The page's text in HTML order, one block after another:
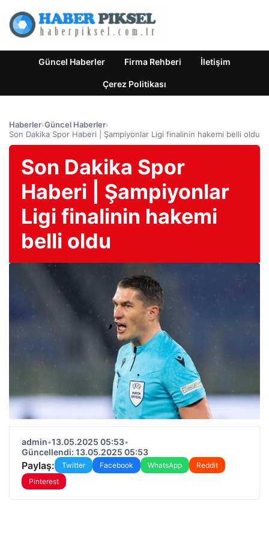
Güncel Haberler Firma Rehberi İletişim
Çerez Politikası
Haberler›Güncel Haberler›
Son Dakika Spor Haberi | Şampiyonlar Ligi finalinin hakemi belli oldu
Son Dakika Spor
Haberi | Şampiyonlar
Ligi finalinin hakemi
belli oldu
admin•13.05.2025 05:53•
Güncellendi: 13.05.2025 05:53
Paylaş: Twitter Facebook WhatsApp
Reddit
Pinterest